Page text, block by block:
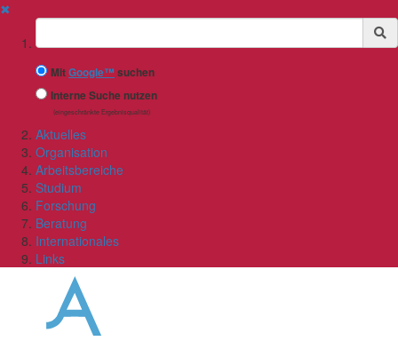
✖
Suchbegriff
MitGoogle™ suchen
Interne Suche nutzen
(eingeschränkte Ergebnisqualität)
Aktuelles
Organisation
Arbeitsbereiche
Studium
Forschung
Beratung
Internationales
Links